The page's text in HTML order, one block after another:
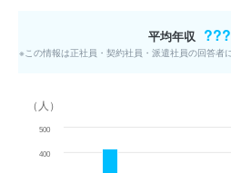
平均年収 ???
※この情報は正社員・契約社員・派遣社員の回答者
（人）
400
500